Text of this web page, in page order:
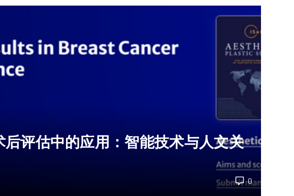
评估中的应用：智能技术与人文关
0